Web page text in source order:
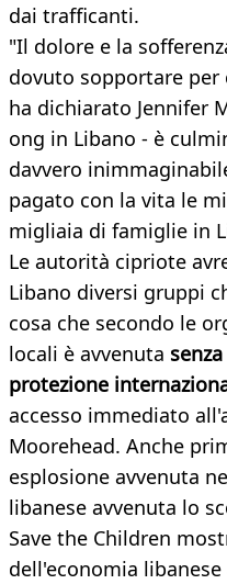
dai trafficanti.
"Il dolore e la
dovuto sopportare per
ha dichiarato Jennifer
ong in Libano - è
davvero
pagato con la vita le
migliaia di famiglie in
Le autorità cipriote
Libano diversi gruppi
cosa che secondo le
locali è avvenuta
protezione
accesso immediato
Moorehead. Anche
esplosione avvenuta
libanese avvenuta lo
Save the Children
dell'economia